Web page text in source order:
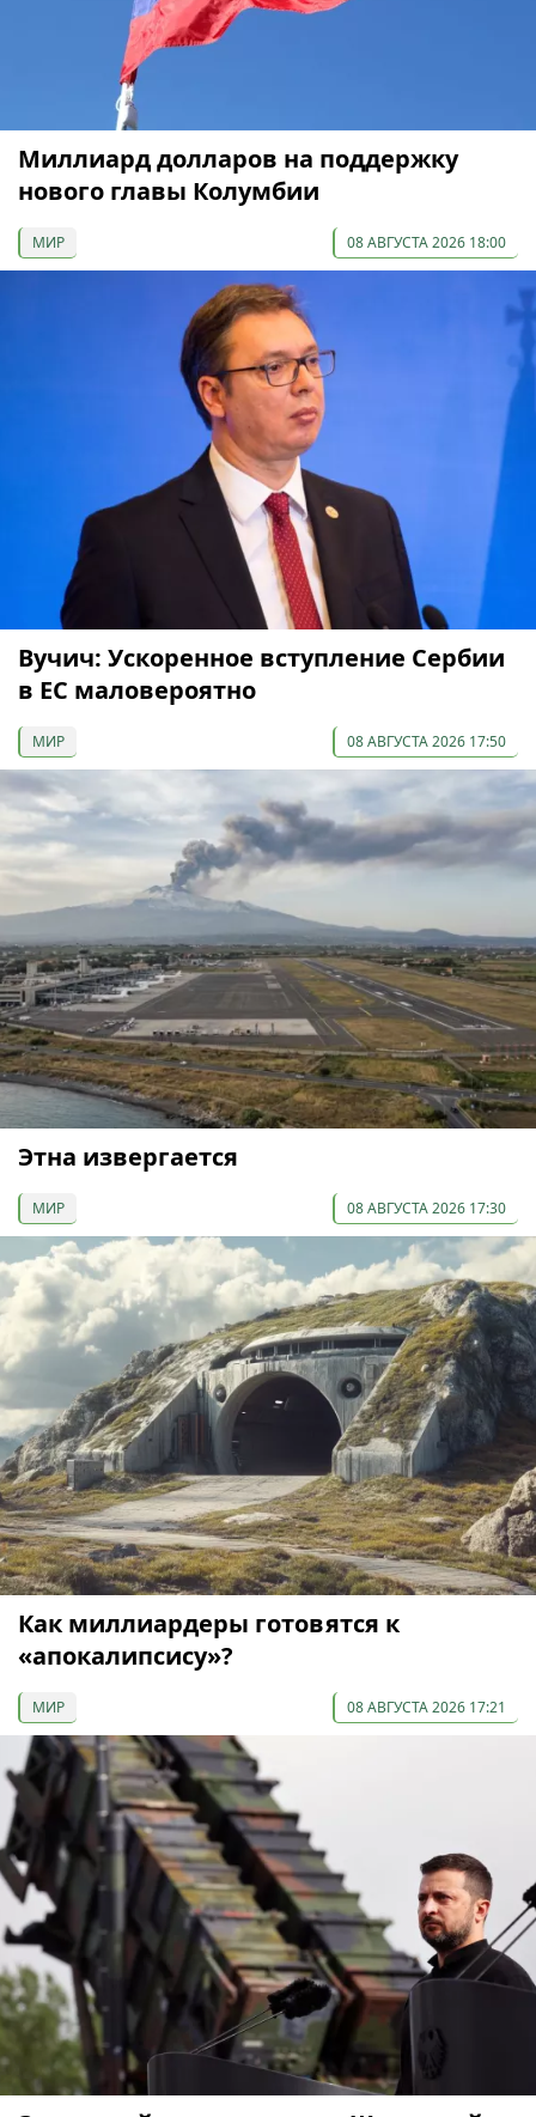
Миллиард долларов на поддержку
нового главы Колумбии
МИР 08 АВГУСТА 2026 18:00
Вучич: Ускоренное вступление Сербии
в ЕС маловероятно
МИР 08 АВГУСТА 2026 17:50
Этна извергается
МИР 08 АВГУСТА 2026 17:30
Как миллиардеры готовятся к
«апокалипсису»?
МИР 08 АВГУСТА 2026 17:21